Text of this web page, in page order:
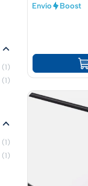
(1)
(1)
(1)
(1)
Envío Boost